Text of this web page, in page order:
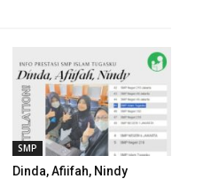
SMP
Dinda, Afiifah, Nindy